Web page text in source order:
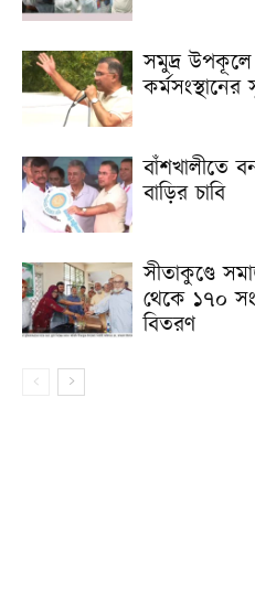
সমুদ্র উপকূলে
বাঁশখালীতে
বাড়ির চাবি
সীতাকুণ্ডে
থেকে ১৭০
বিতরণ